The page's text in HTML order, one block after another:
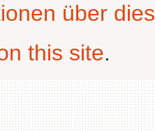
über
this site.